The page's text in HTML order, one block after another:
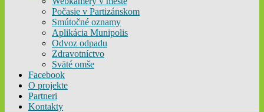
Počasie v Partizánskom
Smútočné oznamy
Aplikácia Munipolis
Odvoz odpadu
Zdravotníctvo
Sväté omše
Facebook
O projekte
Partneri
Kontakty